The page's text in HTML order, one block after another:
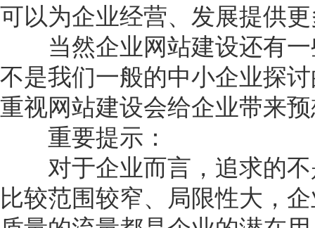
可以为企业经营、发展提供
当然企业网站建设还有一
不是我们一般的中小企业探
重视网站建设会给企业带来
重要提示：
对于企业而言，追求的不
比较范围较窄、局限性大，